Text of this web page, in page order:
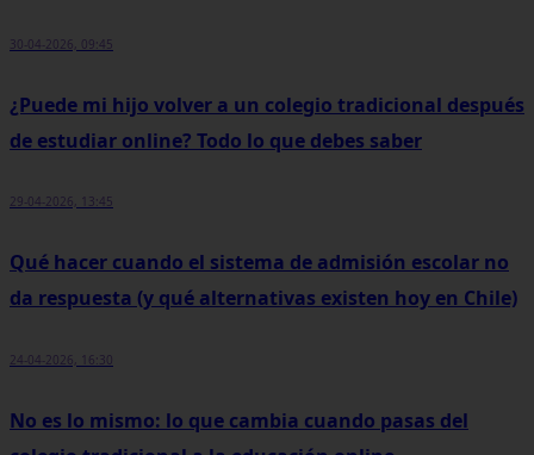
30-04-2026, 09:45
¿Puede mi hijo volver a un colegio tradicional después
de estudiar online? Todo lo que debes saber
29-04-2026, 13:45
Qué hacer cuando el sistema de admisión escolar no
da respuesta (y qué alternativas existen hoy en Chile)
24-04-2026, 16:30
No es lo mismo: lo que cambia cuando pasas del